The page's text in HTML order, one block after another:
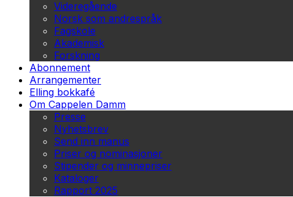
Videregående
Norsk som andrespråk
Fagskole
Akademisk
Forskning
Abonnement
Arrangementer
Elling bokkafé
Om Cappelen Damm
Presse
Nyhetsbrev
Send inn manus
Priser og nominasjoner
Stipender og minnepriser
Kataloger
Rapport 2025